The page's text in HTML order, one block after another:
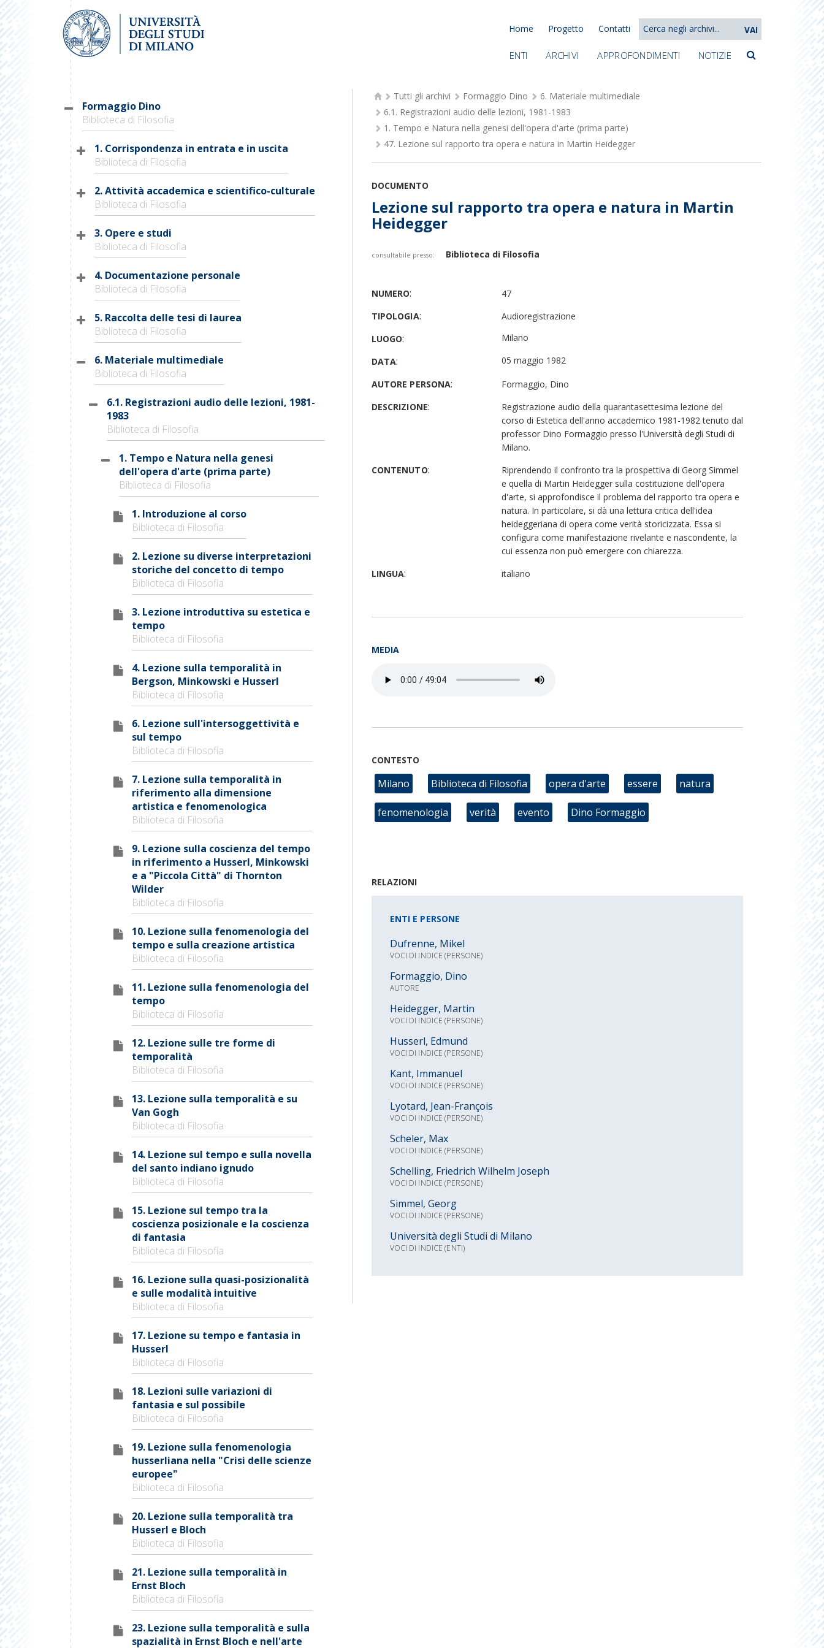
Home Progetto Contatti VAI
ENTI ARCHIVI APPROFONDIMENTI NOTIZIE
Tutti gli archivi Formaggio Dino 6. Materiale multimediale
6.1. Registrazioni audio delle lezioni, 1981-1983
1. Tempo e Natura nella genesi dell'opera d'arte (prima parte)
47. Lezione sul rapporto tra opera e natura in Martin Heidegger
DOCUMENTO
Lezione sul rapporto tra opera e natura in Martin
Heidegger
consultabile presso: Biblioteca di Filosofia
NUMERO:
47
TIPOLOGIA:
Audioregistrazione
LUOGO: Milano
DATA: 05 maggio 1982
AUTORE PERSONA:
Formaggio, Dino
DESCRIZIONE:
Registrazione audio della quarantasettesima lezione del
corso di Estetica dell'anno accademico 1981-1982 tenuto dal
professor Dino Formaggio presso l'Università degli Studi di
Milano.
CONTENUTO:
Riprendendo il confronto tra la prospettiva di Georg Simmel
e quella di Martin Heidegger sulla costituzione dell'opera
d'arte, si approfondisce il problema del rapporto tra opera e
natura. In particolare, si dà una lettura critica dell'idea
heideggeriana di opera come verità storicizzata. Essa si
configura come manifestazione rivelante e nascondente, la
cui essenza non può emergere con chiarezza.
LINGUA: italiano
MEDIA
CONTESTO
Milano Biblioteca di Filosofia opera d'arte essere natura
fenomenologia verità evento Dino Formaggio
RELAZIONI
ENTI E PERSONE
Dufrenne, Mikel
VOCI DI INDICE (PERSONE)
Formaggio, Dino
AUTORE
Heidegger, Martin
VOCI DI INDICE (PERSONE)
Husserl, Edmund
VOCI DI INDICE (PERSONE)
Kant, Immanuel
VOCI DI INDICE (PERSONE)
Lyotard, Jean-François
VOCI DI INDICE (PERSONE)
Scheler, Max
VOCI DI INDICE (PERSONE)
Schelling, Friedrich Wilhelm Joseph
VOCI DI INDICE (PERSONE)
Simmel, Georg
VOCI DI INDICE (PERSONE)
Università degli Studi di Milano
VOCI DI INDICE (ENTI)
Formaggio Dino
Biblioteca di Filosofia
1. Corrispondenza in entrata e in uscita
Biblioteca di Filosofia
2. Attività accademica e scientifico-culturale
Biblioteca di Filosofia
3. Opere e studi
Biblioteca di Filosofia
4. Documentazione personale
Biblioteca di Filosofia
5. Raccolta delle tesi di laurea
Biblioteca di Filosofia
6. Materiale multimediale
Biblioteca di Filosofia
6.1. Registrazioni audio delle lezioni, 1981-
1983
Biblioteca di Filosofia
1. Tempo e Natura nella genesi
dell'opera d'arte (prima parte)
Biblioteca di Filosofia
1. Introduzione al corso
Biblioteca di Filosofia
2. Lezione su diverse interpretazioni
storiche del concetto di tempo
Biblioteca di Filosofia
3. Lezione introduttiva su estetica e
tempo
Biblioteca di Filosofia
4. Lezione sulla temporalità in
Bergson, Minkowski e Husserl
Biblioteca di Filosofia
6. Lezione sull'intersoggettività e
sul tempo
Biblioteca di Filosofia
7. Lezione sulla temporalità in
riferimento alla dimensione
artistica e fenomenologica
Biblioteca di Filosofia
9. Lezione sulla coscienza del tempo
in riferimento a Husserl, Minkowski
e a "Piccola Città" di Thornton
Wilder
Biblioteca di Filosofia
10. Lezione sulla fenomenologia del
tempo e sulla creazione artistica
Biblioteca di Filosofia
11. Lezione sulla fenomenologia del
tempo
Biblioteca di Filosofia
12. Lezione sulle tre forme di
temporalità
Biblioteca di Filosofia
13. Lezione sulla temporalità e su
Van Gogh
Biblioteca di Filosofia
14. Lezione sul tempo e sulla novella
del santo indiano ignudo
Biblioteca di Filosofia
15. Lezione sul tempo tra la
coscienza posizionale e la coscienza
di fantasia
Biblioteca di Filosofia
16. Lezione sulla quasi-posizionalità
e sulle modalità intuitive
Biblioteca di Filosofia
17. Lezione su tempo e fantasia in
Husserl
Biblioteca di Filosofia
18. Lezioni sulle variazioni di
fantasia e sul possibile
Biblioteca di Filosofia
19. Lezione sulla fenomenologia
husserliana nella "Crisi delle scienze
europee"
Biblioteca di Filosofia
20. Lezione sulla temporalità tra
Husserl e Bloch
Biblioteca di Filosofia
21. Lezione sulla temporalità in
Ernst Bloch
Biblioteca di Filosofia
23. Lezione sulla temporalità e sulla
spazialità in Ernst Bloch e nell'arte